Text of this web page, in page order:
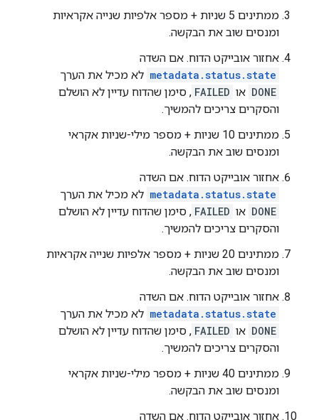
ממתינים 5 שניות + מספר אלפיות שנייה אקראיות
ומנסים שוב את הבקשה.
אחזור אובייקט הדוח. אם השדה
metadata.status.state לא מכיל את הערך
DONE או FAILED , סימן שהדוח עדיין לא הושלם
והסקרים צריכים להמשיך.
ממתינים 10 שניות + מספר מילי-שניות אקראי
ומנסים שוב את הבקשה.
אחזור אובייקט הדוח. אם השדה
metadata.status.state לא מכיל את הערך
DONE או FAILED , סימן שהדוח עדיין לא הושלם
והסקרים צריכים להמשיך.
ממתינים 20 שניות + מספר אלפיות שנייה אקראיות
ומנסים שוב את הבקשה.
אחזור אובייקט הדוח. אם השדה
metadata.status.state לא מכיל את הערך
DONE או FAILED , סימן שהדוח עדיין לא הושלם
והסקרים צריכים להמשיך.
ממתינים 40 שניות + מספר מילי-שניות אקראי
ומנסים שוב את הבקשה.
אחזור אובייקט הדוח. אם השדה